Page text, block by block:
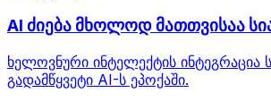
AI ძიება მხოლოდ მათთვისაა
ხელოვნური ინტელექტის ინტეგრაცია
გადამწყვეტი AI-ს ეპოქაში.